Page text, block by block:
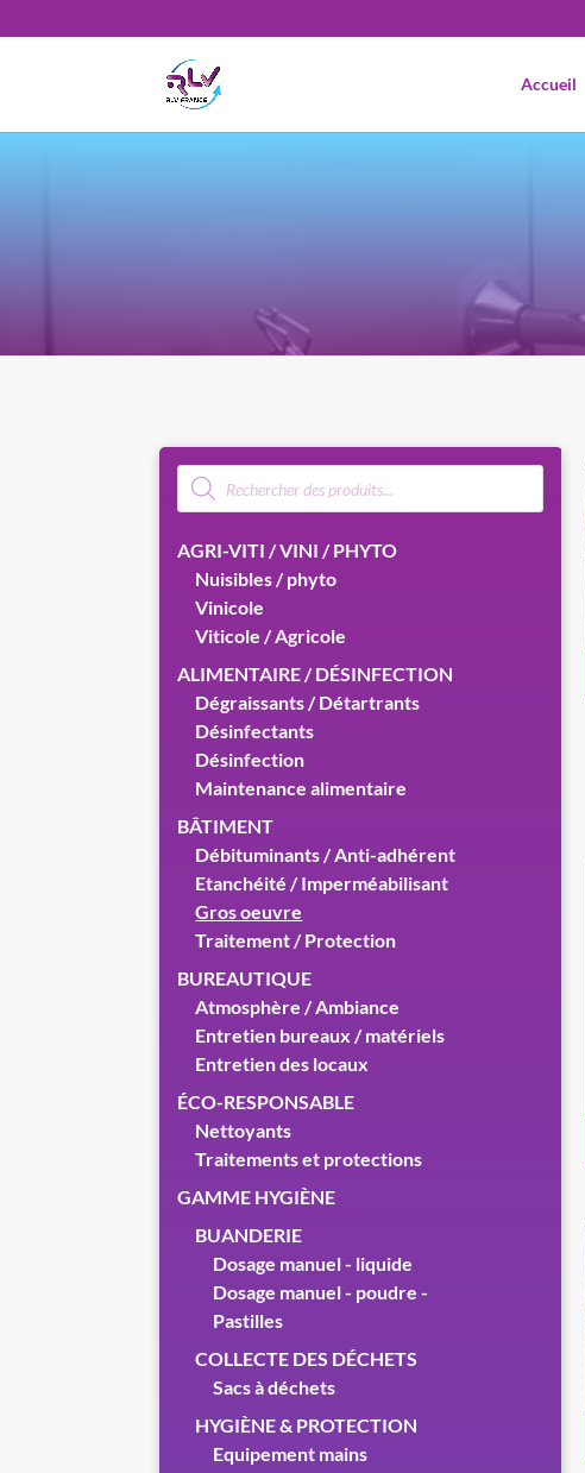
Accueil
Recherche
de
produits
AGRI-VITI / VINI / PHYTO
Nuisibles / phyto
Vinicole
Viticole / Agricole
ALIMENTAIRE / DÉSINFECTION
Dégraissants / Détartrants
Désinfectants
Désinfection
Maintenance alimentaire
BÂTIMENT
Débituminants / Anti-adhérent
Etanchéité / Imperméabilisant
Gros oeuvre
Traitement / Protection
BUREAUTIQUE
Atmosphère / Ambiance
Entretien bureaux / matériels
Entretien des locaux
ÉCO-RESPONSABLE
Nettoyants
Traitements et protections
GAMME HYGIÈNE
BUANDERIE
Dosage manuel - liquide
Dosage manuel - poudre -
Pastilles
COLLECTE DES DÉCHETS
Sacs à déchets
HYGIÈNE & PROTECTION
Equipement mains